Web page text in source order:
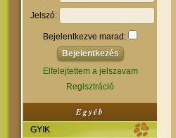
Jelszó:
Bejelentkezve marad:
Elfelejtettem a jelszavam
Regisztráció
Egyéb
GYIK